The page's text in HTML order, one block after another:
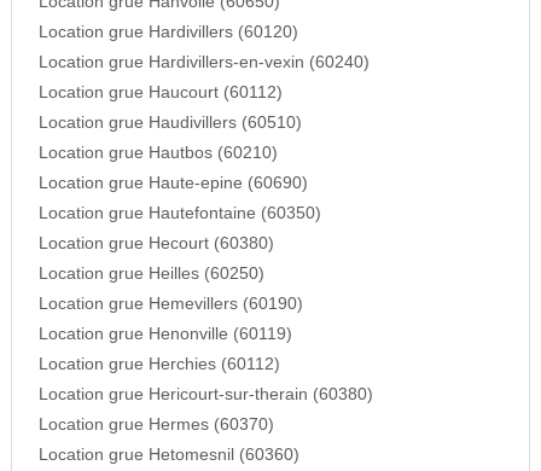
Location grue Hardivillers (60120)
Location grue Hardivillers-en-vexin (60240)
Location grue Haucourt (60112)
Location grue Haudivillers (60510)
Location grue Hautbos (60210)
Location grue Haute-epine (60690)
Location grue Hautefontaine (60350)
Location grue Hecourt (60380)
Location grue Heilles (60250)
Location grue Hemevillers (60190)
Location grue Henonville (60119)
Location grue Herchies (60112)
Location grue Hericourt-sur-therain (60380)
Location grue Hermes (60370)
Location grue Hetomesnil (60360)